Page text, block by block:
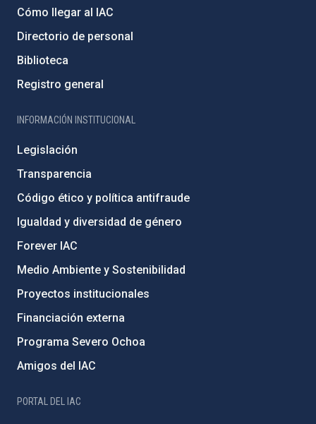
Cómo llegar al IAC
Directorio de personal
Biblioteca
Registro general
INFORMACIÓN INSTITUCIONAL
Legislación
Transparencia
Código ético y política antifraude
Igualdad y diversidad de género
Forever IAC
Medio Ambiente y Sostenibilidad
Proyectos institucionales
Financiación externa
Programa Severo Ochoa
Amigos del IAC
PORTAL DEL IAC